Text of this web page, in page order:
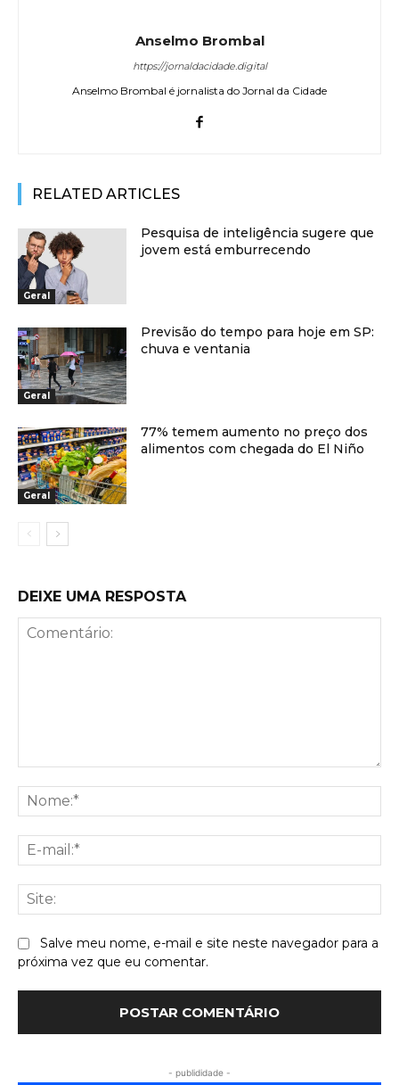
Anselmo Brombal
https://jornaldacidade.digital
Anselmo Brombal é jornalista do Jornal da Cidade
RELATED ARTICLES
Geral
Pesquisa de inteligência sugere que
jovem está emburrecendo
Geral
Previsão do tempo para hoje em SP:
chuva e ventania
Geral
77% temem aumento no preço dos
alimentos com chegada do El Niño
DEIXE UMA RESPOSTA
Salve meu nome, e-mail e site neste navegador para a
próxima vez que eu comentar.
- publididade -